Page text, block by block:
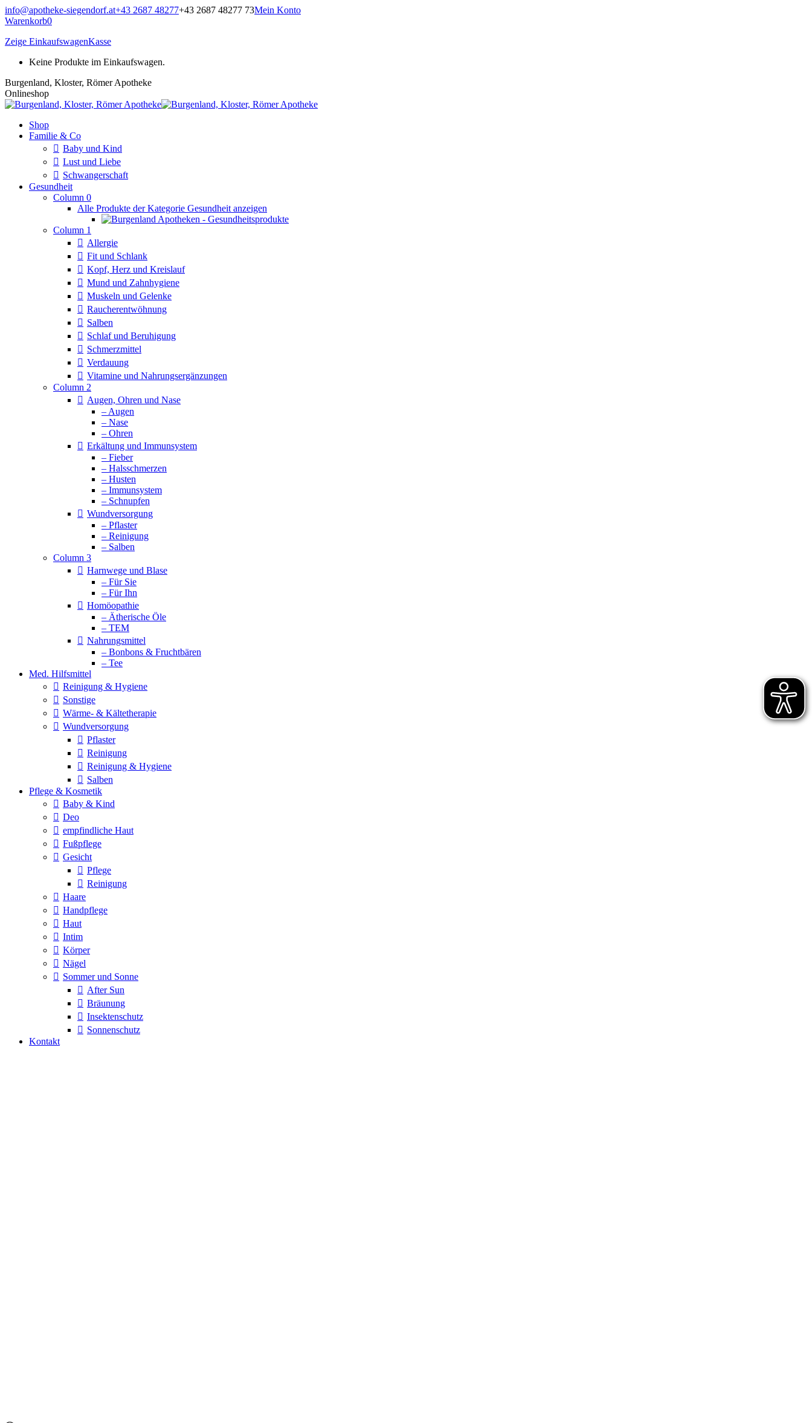
Zum
Inhalt
info@apotheke-siegendorf.at+43 2687 48277+43 2687 48277 73Mein Konto
Warenkorb0
Zeige EinkaufswagenKasse
Keine Produkte im Einkaufswagen.
Burgenland, Kloster, Römer Apotheke
Onlineshop
Shop
Familie & Co
Baby und Kind
Lust und Liebe
Schwangerschaft
Gesundheit
Column 0
Alle Produkte der Kategorie Gesundheit anzeigen
Column 1
Allergie
Fit und Schlank
Kopf, Herz und Kreislauf
Mund und Zahnhygiene
Muskeln und Gelenke
Raucherentwöhnung
Salben
Schlaf und Beruhigung
Schmerzmittel
Verdauung
Vitamine und Nahrungsergänzungen
Column 2
Augen, Ohren und Nase
– Augen
– Nase
– Ohren
Erkältung und Immunsystem
– Fieber
– Halsschmerzen
– Husten
– Immunsystem
– Schnupfen
Wundversorgung
– Pflaster
– Reinigung
– Salben
Column 3
Harnwege und Blase
– Für Sie
– Für Ihn
Homöopathie
– Ätherische Öle
– TEM
Nahrungsmittel
– Bonbons & Fruchtbären
– Tee
Med. Hilfsmittel
Reinigung & Hygiene
Sonstige
Wärme- & Kältetherapie
Wundversorgung
Pflaster
Reinigung
Reinigung & Hygiene
Salben
Pflege & Kosmetik
Baby & Kind
Deo
empfindliche Haut
Fußpflege
Gesicht
Pflege
Reinigung
Haare
Handpflege
Haut
Intim
Körper
Nägel
Sommer und Sonne
After Sun
Bräunung
Insektenschutz
Sonnenschutz
Kontakt